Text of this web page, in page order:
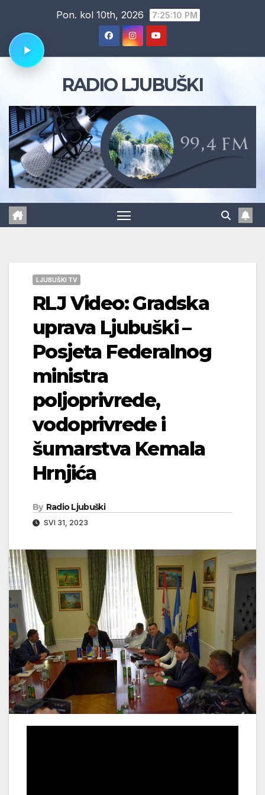
content
Pon. kol 10th, 2026 7:25:11 PM
RADIO LJUBUŠKI
LJUBUŠKI TV
RLJ Video: Gradska
uprava Ljubuški –
Posjeta Federalnog
ministra
poljoprivrede,
vodoprivrede i
šumarstva Kemala
Hrnjića
By Radio Ljubuški
SVI 31, 2023